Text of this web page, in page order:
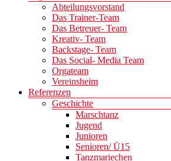
Abteilungsvorstand
Das Trainer-Team
Das Betreuer- Team
Kreativ- Team
Backstage- Team
Das Social- Media Team
Orgateam
Vereinsheim
Referenzen
Geschichte
Marschtanz
Jugend
Junioren
Senioren/ Ü15
Tanzmariechen